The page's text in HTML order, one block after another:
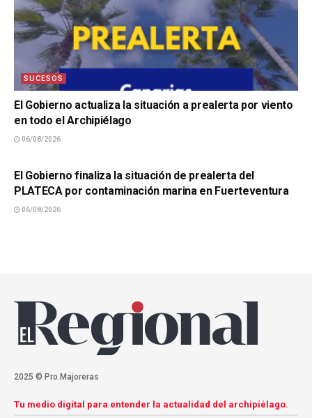
SUCESOS
El Gobierno actualiza la situación a prealerta por viento
en todo el Archipiélago
06/08/2026
El Gobierno finaliza la situación de prealerta del
PLATECA por contaminación marina en Fuerteventura
06/08/2026
2025 © Pro.Majoreras
Tu medio digital para entender la actualidad del archipiélago.